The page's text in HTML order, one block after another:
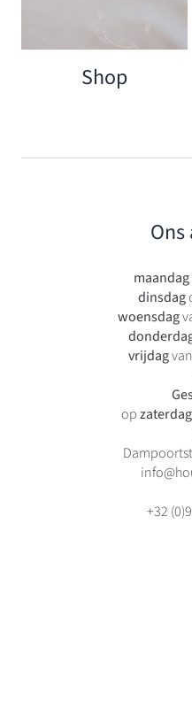
Shop
maandag
dinsdag
woensdag
vrijdagvan
opzaterdag
+32